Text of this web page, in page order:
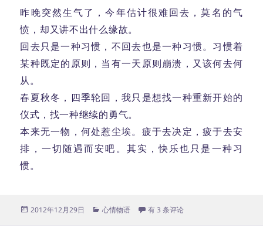
昨晚突然生气了，今年估计很难回去，莫名的气
愤，却又讲不出什么缘故。
回去只是一种习惯，不回去也是一种习惯。习惯着
某种既定的原则，当有一天原则崩溃，又该何去何
从。
春夏秋冬，四季轮回，我只是想找一种重新开始的
仪式，找一种继续的勇气。
本来无一物，何处惹尘埃。疲于去决定，疲于去安
排，一切随遇而安吧。其实，快乐也只是一种习
惯。
发
2012年12月29日
分
心情物语 回家
有 3 条评论